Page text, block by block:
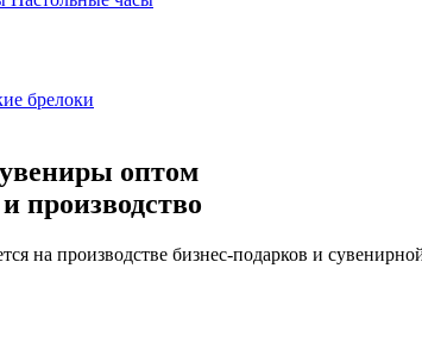
брелоки
оптом
производство
на производстве бизнес-подарков и